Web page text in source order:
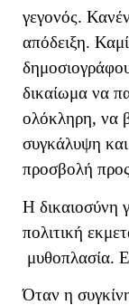
γεγονός.
απόδειξη.
δικαίωμα να
ολόκληρη, να
συγκάλυψη
προσβολή
Η δικαιοσύνη
πολιτική
μυθοπλασία.
Όταν η